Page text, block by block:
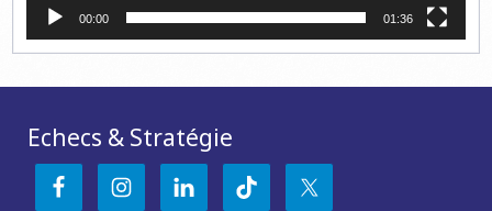
00:00 01:36
Echecs & Stratégie